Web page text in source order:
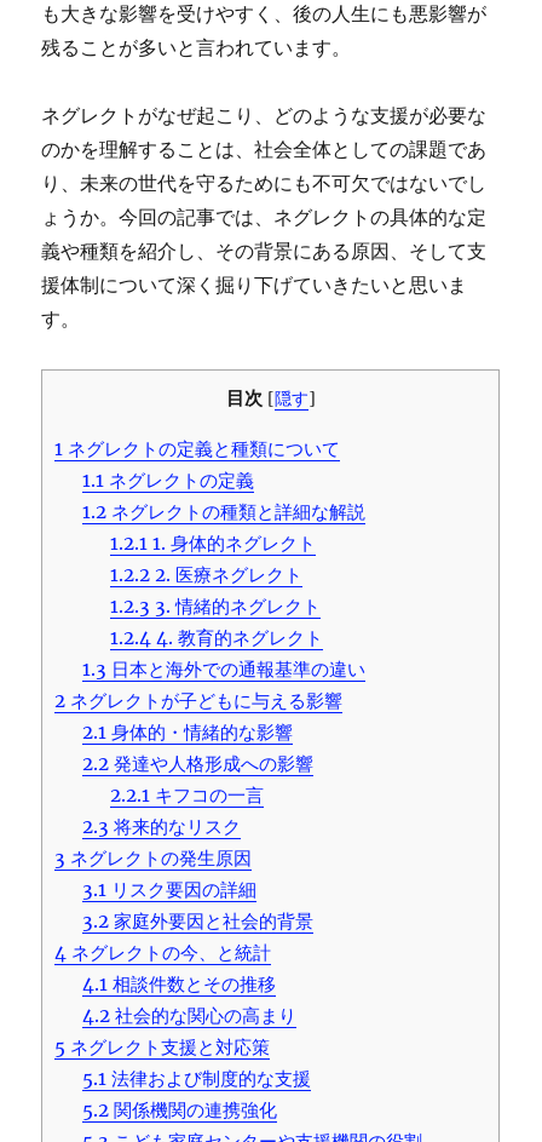
も大きな影響を受けやすく、後の人生にも悪影響が
残ることが多いと言われています。
ネグレクトがなぜ起こり、どのような支援が必要な
のかを理解することは、社会全体としての課題であ
り、未来の世代を守るためにも不可欠ではないでし
ょうか。今回の記事では、ネグレクトの具体的な定
義や種類を紹介し、その背景にある原因、そして支
援体制について深く掘り下げていきたいと思いま
す。
目次 [隠す]
1 ネグレクトの定義と種類について
1.1 ネグレクトの定義
1.2 ネグレクトの種類と詳細な解説
1.2.1 1. 身体的ネグレクト
1.2.2 2. 医療ネグレクト
1.2.3 3. 情緒的ネグレクト
1.2.4 4. 教育的ネグレクト
1.3 日本と海外での通報基準の違い
2 ネグレクトが子どもに与える影響
2.1 身体的・情緒的な影響
2.2 発達や人格形成への影響
2.2.1 キフコの一言
2.3 将来的なリスク
3 ネグレクトの発生原因
3.1 リスク要因の詳細
3.2 家庭外要因と社会的背景
4 ネグレクトの今、と統計
4.1 相談件数とその推移
4.2 社会的な関心の高まり
5 ネグレクト支援と対応策
5.1 法律および制度的な支援
5.2 関係機関の連携強化